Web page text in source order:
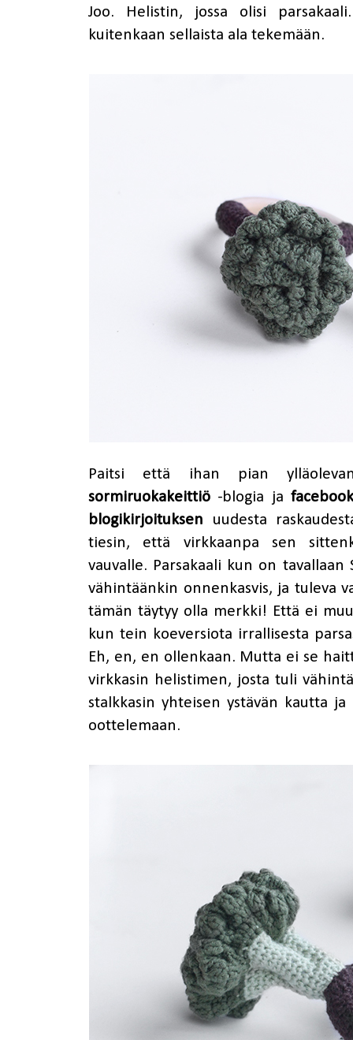
Joo. Helistin, jossa olisi
kuitenkaan sellaista ala tekemään.
Paitsi että ihan pian
sormiruokakeittiö -blogia ja
blogikirjoituksen uudesta
tiesin, että virkkaanpa sen
vauvalle. Parsakaali kun on
vähintäänkin onnenkasvis, ja tuleva
tämän täytyy olla merkki! Että ei
kun tein koeversiota irrallisesta
Eh, en, en ollenkaan. Mutta ei se
virkkasin helistimen, josta tuli
stalkkasin yhteisen ystävän kautta
oottelemaan.